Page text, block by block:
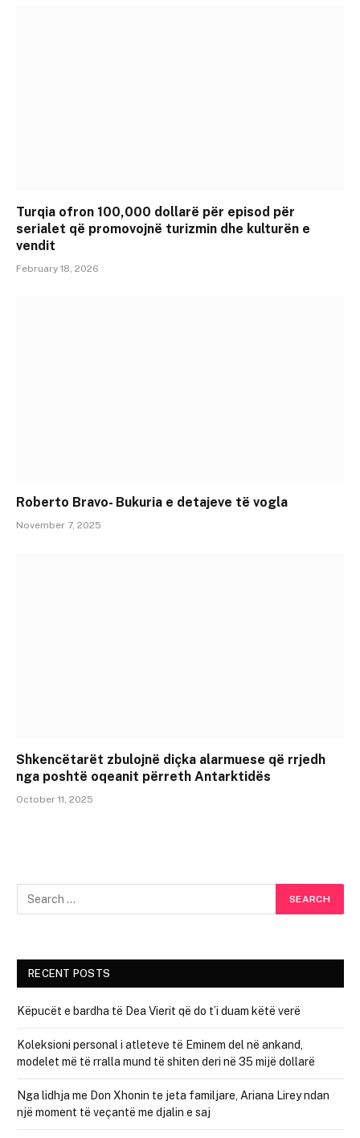
Turqia ofron 100,000 dollarë për episod për
serialet që promovojnë turizmin dhe kulturën e
vendit
February 18, 2026
Roberto Bravo- Bukuria e detajeve të vogla
November 7, 2025
Shkencëtarët zbulojnë diçka alarmuese që rrjedh
nga poshtë oqeanit përreth Antarktidës
October 11, 2025
RECENT POSTS
Këpucët e bardha të Dea Vierit që do t’i duam këtë verë
Koleksioni personal i atleteve të Eminem del në ankand,
modelet më të rralla mund të shiten deri në 35 mijë dollarë
Nga lidhja me Don Xhonin te jeta familjare, Ariana Lirey ndan
një moment të veçantë me djalin e saj